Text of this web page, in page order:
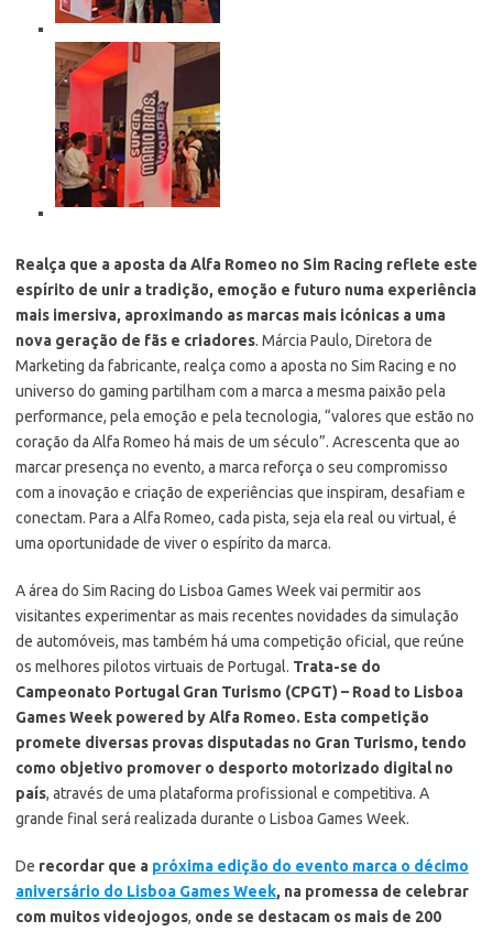
Realça que a aposta da Alfa Romeo no Sim Racing reflete este
espírito de unir a tradição, emoção e futuro numa experiência
mais imersiva, aproximando as marcas mais icónicas a uma
nova geração de fãs e criadores. Márcia Paulo, Diretora de
Marketing da fabricante, realça como a aposta no Sim Racing e no
universo do gaming partilham com a marca a mesma paixão pela
performance, pela emoção e pela tecnologia, “valores que estão no
coração da Alfa Romeo há mais de um século”. Acrescenta que ao
marcar presença no evento, a marca reforça o seu compromisso
com a inovação e criação de experiências que inspiram, desafiam e
conectam. Para a Alfa Romeo, cada pista, seja ela real ou virtual, é
uma oportunidade de viver o espírito da marca.
A área do Sim Racing do Lisboa Games Week vai permitir aos
visitantes experimentar as mais recentes novidades da simulação
de automóveis, mas também há uma competição oficial, que reúne
os melhores pilotos virtuais de Portugal. Trata-se do
Campeonato Portugal Gran Turismo (CPGT) – Road to Lisboa
Games Week powered by Alfa Romeo. Esta competição
promete diversas provas disputadas no Gran Turismo, tendo
como objetivo promover o desporto motorizado digital no
país, através de uma plataforma profissional e competitiva. A
grande final será realizada durante o Lisboa Games Week.
De recordar que a próxima edição do evento marca o décimo
aniversário do Lisboa Games Week, na promessa de celebrar
com muitos videojogos, onde se destacam os mais de 200